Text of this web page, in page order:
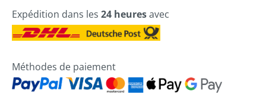
Expédition dans les 24 heuresavec
Méthodes de paiement